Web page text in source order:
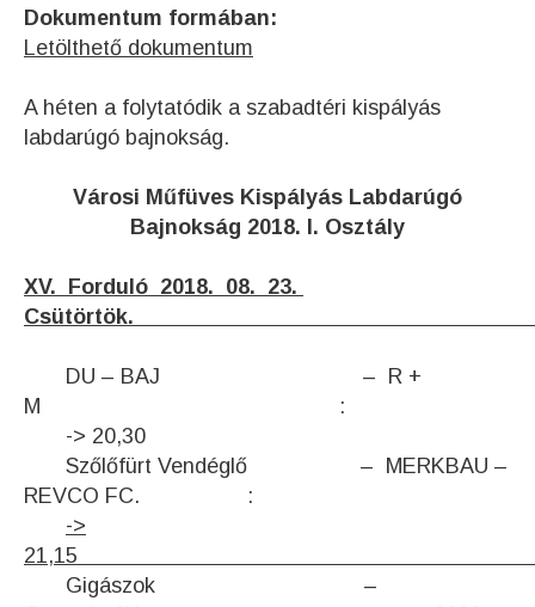
Dokumentum formában:
Letölthető dokumentum
A héten a folytatódik a szabadtéri kispályás
labdarúgó bajnokság.
Városi Műfüves Kispályás Labdarúgó
Bajnokság 2018. I. Osztály
XV. Forduló 2018. 08. 23.
DU – BAJ – R +
M :
-> 20,30
Szőlőfürt Vendéglő – MERKBAU –
REVCO FC. :
->
21,15
Gigászok –